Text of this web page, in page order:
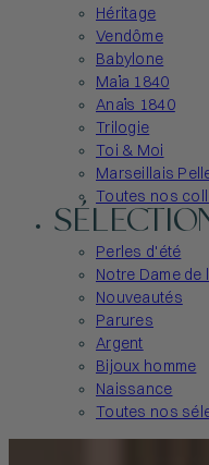
Héritage
Vendôme
Babylone
Maïa 1840
Anaïs 1840
Trilogie
Toi & Moi
Marseillais
Toutes nos
Perles d'été
Notre Dame de
Nouveautés
Parures
Argent
Bijoux homme
Naissance
Toutes nos